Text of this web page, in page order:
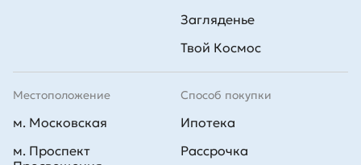
Способ покупки
Ипотека
Рассрочка
Загляденье
Твой Космос
Местоположение
м. Московская
м. Проспект